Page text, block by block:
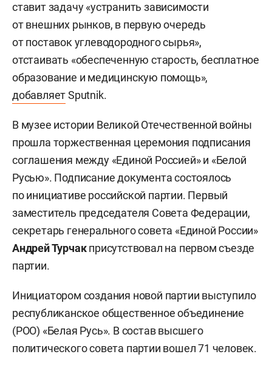
ставит задачу «устранить зависимости
от внешних рынков, в первую очередь
от поставок углеводородного сырья»,
отстаивать «обеспеченную старость, бесплатное
образование и медицинскую помощь»,
добавляетSputnik.
В музее истории Великой Отечественной войны
прошла торжественная церемония подписания
соглашения между «Единой Россией» и «Белой
Русью». Подписание документа состоялось
по инициативе российской партии. Первый
заместитель председателя Совета Федерации,
секретарь генерального совета «Единой России»
Андрей Турчакприсутствовал на первом съезде
партии.
Инициатором создания новой партии выступило
республиканское общественное объединение
(РОО) «Белая Русь». В состав высшего
политического совета партии вошел 71 человек.